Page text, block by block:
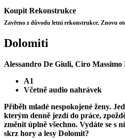
Koupit Rekonstrukce
Zavřeno z důvodu letní rekonstrukce. Znovu
Dolomiti
Alessandro De Giuli, Ciro Massimo
A1
Včetně audio nahrávek
Příběh mladé nespokojené ženy.
kterým denně jezdí do práce,
změnit úplně všechno. Vydáte se s
skrz hory a lesy Dolomit?